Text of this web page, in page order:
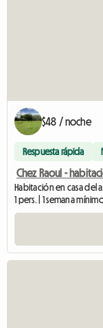
$48 / noche
Respuesta rápida
Chez Raoul -
Habitación en casa del
1 pers. | 1 semana